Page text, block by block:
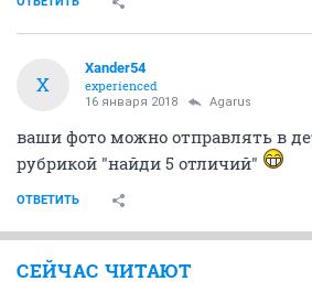
X
Xander54
experienced
16 января 2018 Agarus
ваши фото можно отправлять в
рубрикой "найди 5 отличий"
ОТВЕТИТЬ
СЕЙЧАС ЧИТАЮТ